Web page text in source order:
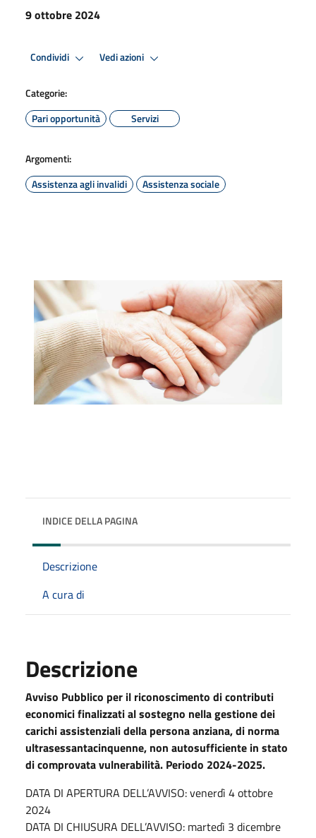
9 ottobre 2024
Condividi Vedi azioni
Categorie:
Pari opportunità
Servizi
Argomenti:
Assistenza agli invalidi
Assistenza sociale
INDICE DELLA PAGINA
Descrizione
A cura di
Descrizione
Avviso Pubblico per il riconoscimento di contributi
economici finalizzati al sostegno nella gestione dei
carichi assistenziali della persona anziana, di norma
ultrasessantacinquenne, non autosufficiente in stato
di comprovata vulnerabilità. Periodo 2024-2025.
DATA DI APERTURA DELL’AVVISO: venerdì 4 ottobre
2024
DATA DI CHIUSURA DELL’AVVISO: martedì 3 dicembre